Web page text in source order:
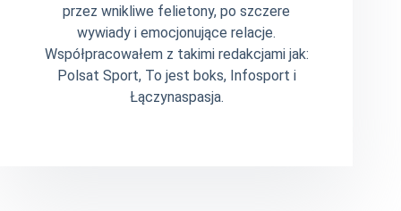
przez wnikliwe felietony, po szczere
wywiady i emocjonujące relacje.
Współpracowałem z takimi redakcjami jak:
Polsat Sport, To jest boks, Infosport i
Łączynaspasja.